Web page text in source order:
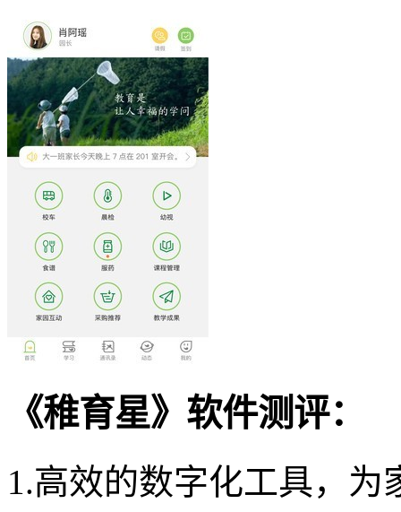
《稚育星》软件测评：
1.高效的数字化工具，